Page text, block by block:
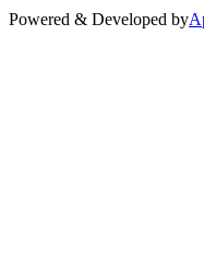
Powered & Developed by